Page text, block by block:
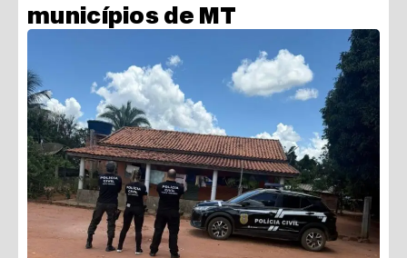
municípios de MT